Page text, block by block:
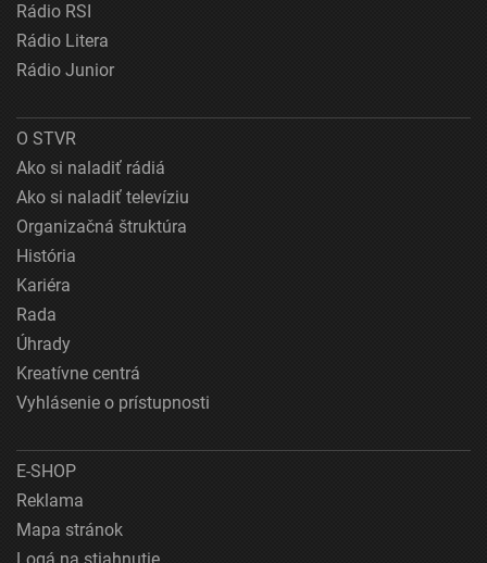
Rádio RSI
Rádio Litera
Rádio Junior
O STVR
Ako si naladiť rádiá
Ako si naladiť televíziu
Organizačná štruktúra
História
Kariéra
Rada
Úhrady
Kreatívne centrá
Vyhlásenie o prístupnosti
E-SHOP
Reklama
Mapa stránok